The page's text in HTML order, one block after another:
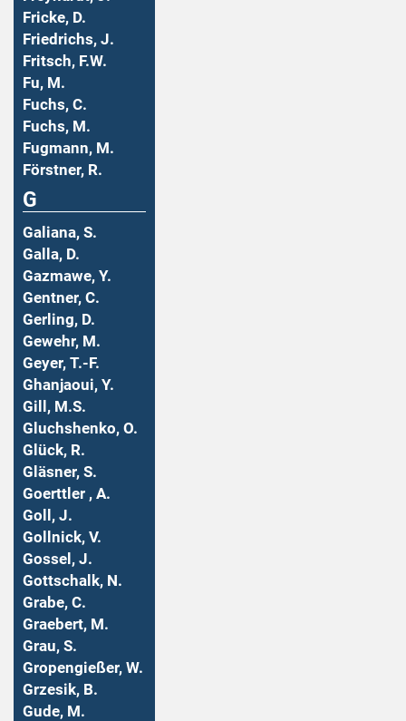
Fricke, D.
Friedrichs, J.
Fritsch, F.W.
Fu, M.
Fuchs, C.
Fuchs, M.
Fugmann, M.
Förstner, R.
G
Galiana, S.
Galla, D.
Gazmawe, Y.
Gentner, C.
Gerling, D.
Gewehr, M.
Geyer, T.-F.
Ghanjaoui, Y.
Gill, M.S.
Gluchshenko, O.
Glück, R.
Gläsner, S.
Goerttler , A.
Goll, J.
Gollnick, V.
Gossel, J.
Gottschalk, N.
Grabe, C.
Graebert, M.
Grau, S.
Gropengießer, W.
Grzesik, B.
Gude, M.